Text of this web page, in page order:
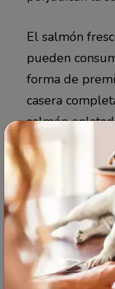
El salmón
pueden
forma de
casera
salmón
conveniente, la
menudo
sodio, algo
El salmón
problemas, ya
curado con sal
demasiado